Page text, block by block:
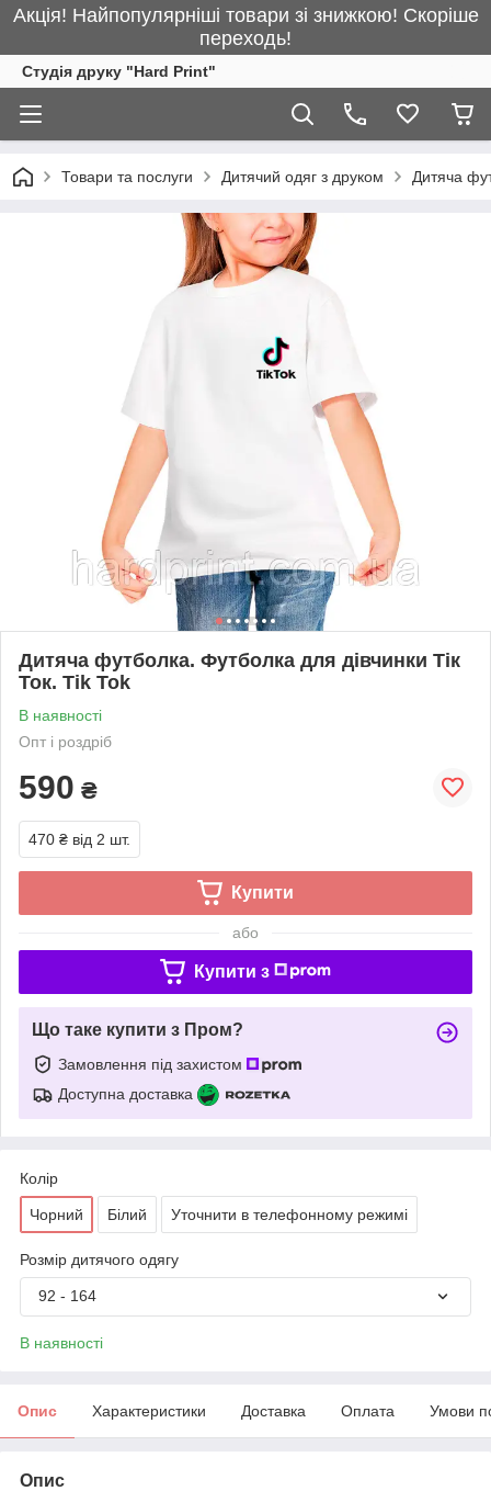
Акція! Найпопулярніші товари зі знижкою! Скоріше
переходь!
Студія друку "Hard Print"
Товари та послуги Дитячий одяг з друком Дитяча
Дитяча футболка. Футболка для дівчинки Тік
Ток. Tik Tok
В наявності
Опт і роздріб
590 ₴
470 ₴ від 2 шт.
Купити
або
Купити з
Що таке купити з Пром?
Замовлення під захистом
Доступна доставка
Колір
Чорний Білий Уточнити в телефонному режимі
Розмір дитячого одягу
92 - 164
В наявності
Опис Характеристики Доставка Оплата Умови
Опис